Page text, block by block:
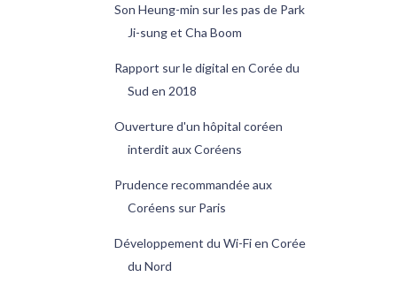
Son Heung-min sur les pas de Park
Ji-sung et Cha Boom
Rapport sur le digital en Corée du
Sud en 2018
Ouverture d'un hôpital coréen
interdit aux Coréens
Prudence recommandée aux
Coréens sur Paris
Développement du Wi-Fi en Corée
du Nord